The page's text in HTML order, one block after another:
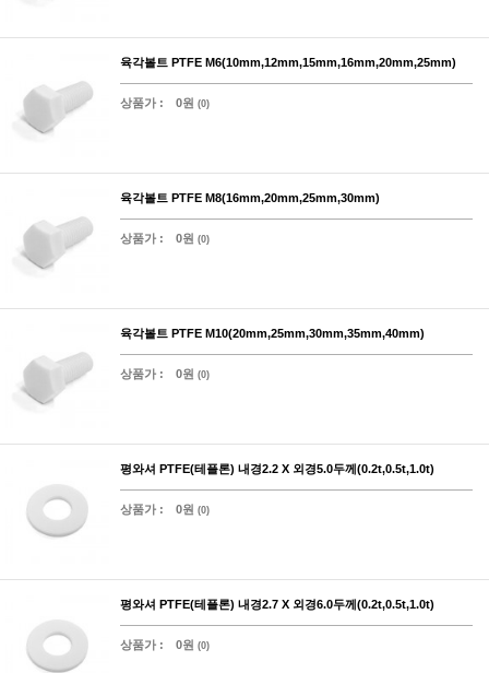
육각볼트 PTFE M6(10mm,12mm,15mm,16mm,20mm,25mm)
상품가 : 0원 (0)
육각볼트 PTFE M8(16mm,20mm,25mm,30mm)
상품가 : 0원 (0)
육각볼트 PTFE M10(20mm,25mm,30mm,35mm,40mm)
상품가 : 0원 (0)
평와셔 PTFE(테플론) 내경2.2 X 외경5.0두께(0.2t,0.5t,1.0t)
상품가 : 0원 (0)
평와셔 PTFE(테플론) 내경2.7 X 외경6.0두께(0.2t,0.5t,1.0t)
상품가 : 0원 (0)